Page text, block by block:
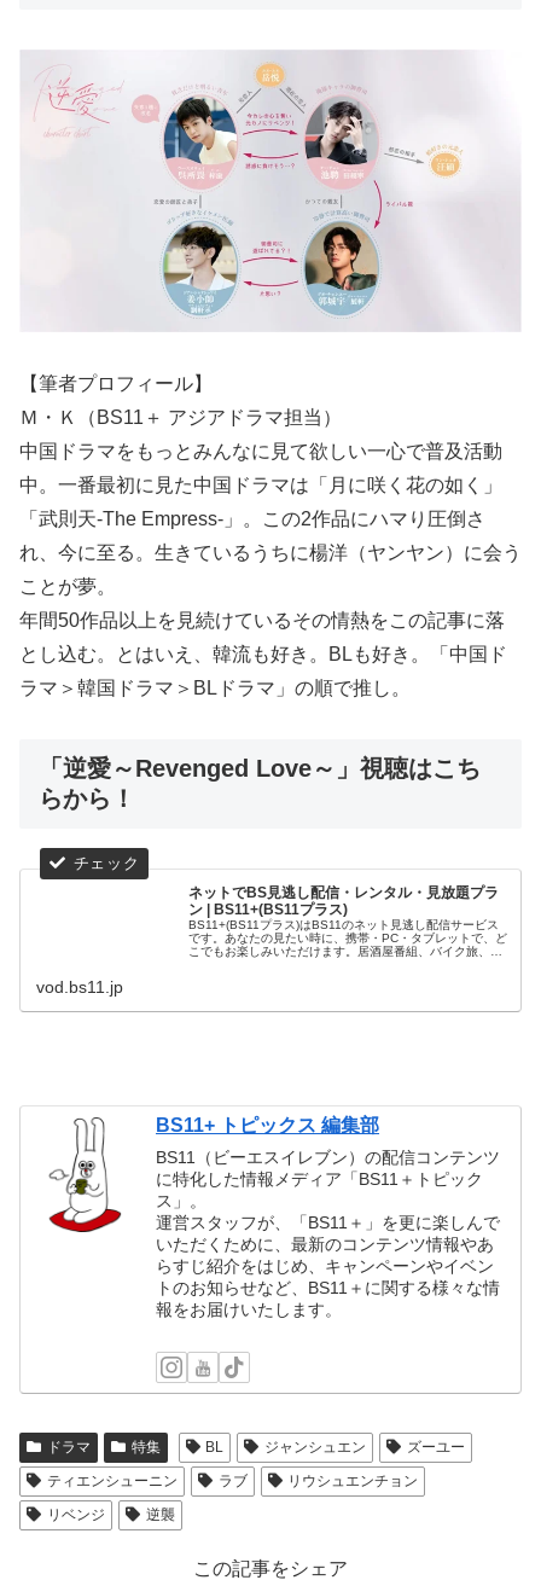
【筆者プロフィール】
Ｍ・Ｋ（BS11＋ アジアドラマ担当）
中国ドラマをもっとみんなに見て欲しい一心で普及活動
中。一番最初に見た中国ドラマは「月に咲く花の如く」
「武則天-The Empress-」。この2作品にハマり圧倒さ
れ、今に至る。生きているうちに楊洋（ヤンヤン）に会う
ことが夢。
年間50作品以上を見続けているその情熱をこの記事に落
とし込む。とはいえ、韓流も好き。BLも好き。「中国ド
ラマ＞韓国ドラマ＞BLドラマ」の順で推し。
「逆愛～Revenged Love～」視聴はこち
らから！
ネットでBS見逃し配信・レンタル・見放題プラ
ン | BS11+(BS11プラス)
BS11+(BS11プラス)はBS11のネット見逃し配信サービス
です。あなたの見たい時に、携帯・PC・タブレットで、ど
こでもお楽しみいただけます。居酒屋番組、バイク旅、ド
vod.bs11.jp
BS11+ トピックス 編集部
BS11（ビーエスイレブン）の配信コンテンツ
に特化した情報メディア「BS11＋トピック
ス」。
運営スタッフが、「BS11＋」を更に楽しんで
いただくために、最新のコンテンツ情報やあ
らすじ紹介をはじめ、キャンペーンやイベン
トのお知らせなど、BS11＋に関する様々な情
報をお届けいたします。
ドラマ 特集 BL ジャンシュエン
ズーユー
ティエンシューニン
ラブ
リウシュエンチョン
リベンジ
逆襲
この記事をシェア